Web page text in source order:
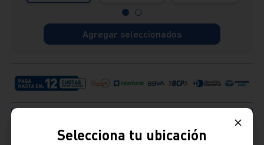
Agregar seleccionados
Selecciona tu ubicación